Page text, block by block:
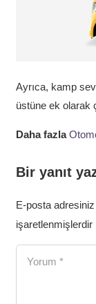
Ayrıca, kamp
üstüne ek olarak
Daha fazla
Bir yanıt
E-posta
işaretlenmişlerdir